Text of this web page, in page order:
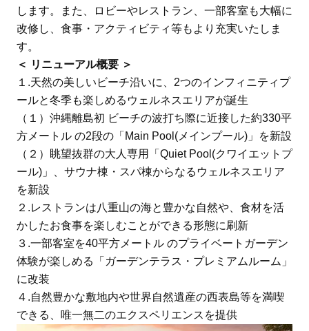
します。また、ロビーやレストラン、一部客室も大幅に
改修し、食事・アクティビティ等もより充実いたしま
す。
＜ リニューアル概要 ＞
１.天然の美しいビーチ沿いに、2つのインフィニティプ
ールと冬季も楽しめるウェルネスエリアが誕生
（１）沖縄離島初 ビーチの波打ち際に近接した約330平
方メートル の2段の「Main Pool(メインプール)」を新設
（２）眺望抜群の大人専用「Quiet Pool(クワイエットプ
ール)」、サウナ棟・スパ棟からなるウェルネスエリア
を新設
２.レストランは八重山の海と豊かな自然や、食材を活
かしたお食事を楽しむことができる形態に刷新
３.一部客室を40平方メートル のプライベートガーデン
体験が楽しめる「ガーデンテラス・プレミアムルーム」
に改装
４.自然豊かな敷地内や世界自然遺産の西表島等を満喫
できる、唯一無二のエクスペリエンスを提供